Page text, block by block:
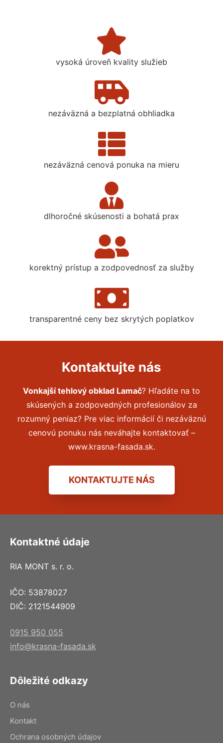
vysoká úroveň kvality služieb
nezáväzná a bezplatná obhliadka
nezáväzná cenová ponuka na mieru
dlhoročné skúsenosti a bohatá prax
korektný prístup a zodpovednosť za služby
transparentné ceny bez skrytých poplatkov
Kontaktujte nás
Vonkajší tehlový obklad Lamač? Hľadáte na to
skúsených a zodpovedných profesionálov za
rozumný peniaz? Pre viac informácií či nezáväznú
cenovú ponuku nás neváhajte kontaktovať –
www.krasna-fasada.sk.
KONTAKTUJTE NÁS
Kontaktné údaje
RIA MONT s. r. o.
IČO: 53878027
DIČ: 2121544909
0915 950 055
info@krasna-fasada.sk
Dôležité odkazy
O nás
Kontakt
Ochrana osobných údajov